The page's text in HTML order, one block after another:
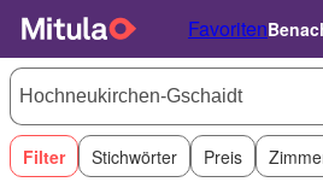
Favoriten
Filter Stichwörter Preis